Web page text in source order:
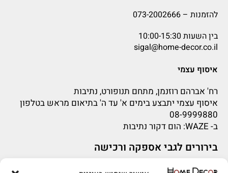
להזמנות – 073-2002666
בין השעות 10:00-15:30
sigal@home-decor.co.il
איסוף עצמי
רח' אברהם רוזנמן, מתחם תנופורט, נתיבות
איסוף עצמי יתבצע בימים א' עד ה' בתיאום מראש בטלפון
08-9999880
ב- WAZE: הום דקור נתיבות
בירורים לגבי אספקה ורכישה
בירור לגבי אספקה -ניתן לפנות למייל: sigal@home-decor.co.il